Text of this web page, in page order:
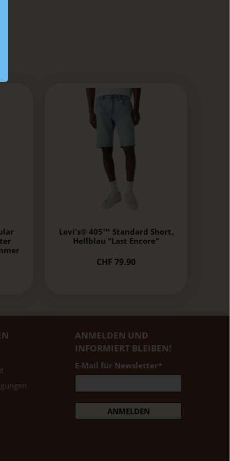
Levi's® 405™ Standard Short,
Hellblau "Last Encore"
CHF 79.90
ANMELDEN UND
INFORMIERT BLEIBEN!
E-Mail für Newsletter*
ANMELDEN